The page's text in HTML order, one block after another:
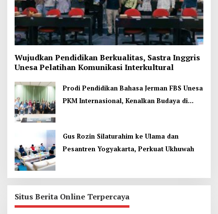
Wujudkan Pendidikan Berkualitas, Sastra Inggris
Unesa Pelatihan Komunikasi Interkultural
Prodi Pendidikan Bahasa Jerman FBS Unesa
PKM Internasional, Kenalkan Budaya di
Gus Rozin Silaturahim ke Ulama dan
Pesantren Yogyakarta, Perkuat Ukhuwah
Situs Berita Online Terpercaya